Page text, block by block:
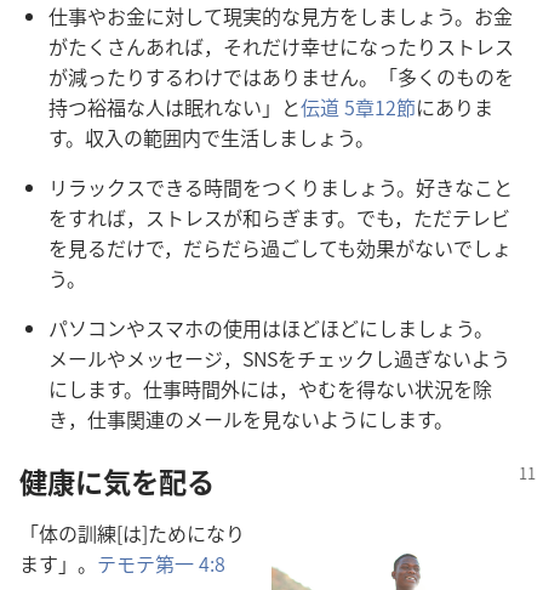
仕事やお金に対して現実的な見方をしましょう。お金
がたくさんあれば，それだけ幸せになったりストレス
が減ったりするわけではありません。「多くのものを
持つ裕福な人は眠れない」と伝道 5章12節にありま
す。収入の範囲内で生活しましょう。
リラックスできる時間をつくりましょう。好きなこと
をすれば，ストレスが和らぎます。でも，ただテレビ
を見るだけで，だらだら過ごしても効果がないでしょ
う。
パソコンやスマホの使用はほどほどにしましょう。
メールやメッセージ，SNSをチェックし過ぎないよう
にします。仕事時間外には，やむを得ない状況を除
き，仕事関連のメールを見ないようにします。
健康に気を配る
「体の訓練[は]ためになり
ます」。 テモテ第一 4:8